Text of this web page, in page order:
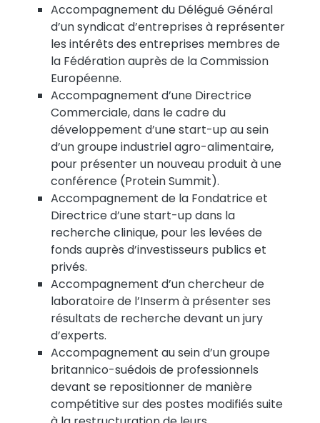
Accompagnement du Délégué Général
d’un syndicat d’entreprises à représenter
les intérêts des entreprises membres de
la Fédération auprès de la Commission
Européenne.
Accompagnement d’une Directrice
Commerciale, dans le cadre du
développement d’une start-up au sein
d’un groupe industriel agro-alimentaire,
pour présenter un nouveau produit à une
conférence (Protein Summit).
Accompagnement de la Fondatrice et
Directrice d’une start-up dans la
recherche clinique, pour les levées de
fonds auprès d’investisseurs publics et
privés.
Accompagnement d’un chercheur de
laboratoire de l’Inserm à présenter ses
résultats de recherche devant un jury
d’experts.
Accompagnement au sein d’un groupe
britannico-suédois de professionnels
devant se repositionner de manière
compétitive sur des postes modifiés suite